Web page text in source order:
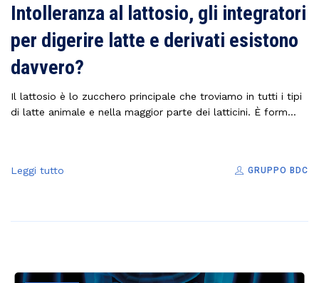
Intolleranza al lattosio, gli integratori
per digerire latte e derivati esistono
davvero?
Il lattosio è lo zucchero principale che troviamo in tutti i tipi
di latte animale e nella maggior parte dei latticini. È form...
Leggi tutto GRUPPO BDC